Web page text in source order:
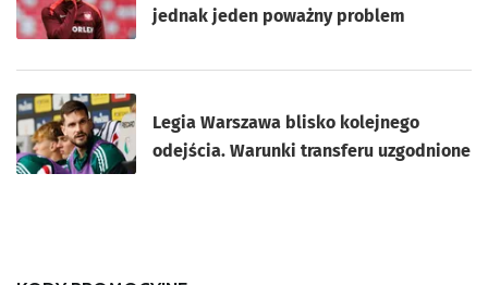
jednak jeden poważny problem
Legia Warszawa blisko kolejnego
odejścia. Warunki transferu uzgodnione